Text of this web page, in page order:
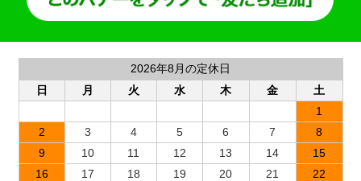
2026年8月の定休日
日
月 火 水 木 金
土
1
2
3 4 5 6 7
8
9
10 11 12 13 14
15
16
17 18 19 20 21
22